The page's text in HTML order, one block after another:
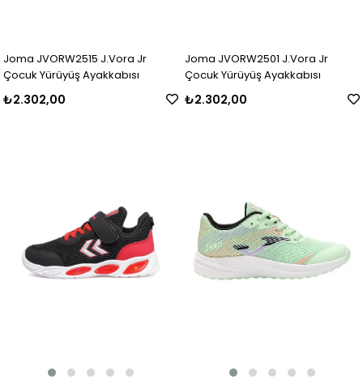
Joma JVORW2515 J.Vora Jr
Çocuk Yürüyüş Ayakkabısı
₺2.302,00
Joma JVORW2501 J.Vora Jr
Çocuk Yürüyüş Ayakkabısı
₺2.302,00